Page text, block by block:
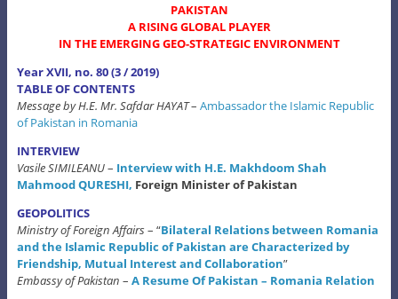
PAKISTAN
A RISING GLOBAL PLAYER
IN THE EMERGING GEO-STRATEGIC ENVIRONMENT
Year XVII, no. 80 (3 / 2019)
TABLE OF CONTENTS
Message by H.E. Mr. Safdar HAYAT– Ambassador the Islamic Republic
of Pakistan in Romania
INTERVIEW
Vasile SIMILEANU– Interview with H.E. Makhdoom Shah
Mahmood QURESHI, Foreign Minister of Pakistan
GEOPOLITICS
Ministry of Foreign Affairs– “Bilateral Relations between Romania
and the Islamic Republic of Pakistan are Characterized by
Friendship, Mutual Interest and Collaboration”
Embassy of Pakistan – A Resume Of Pakistan – Romania Relation